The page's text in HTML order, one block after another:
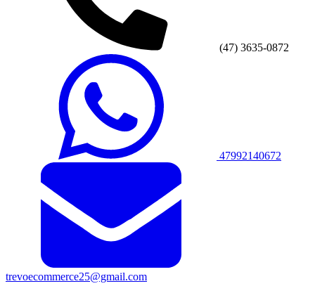
(47) 3635-0872
47992140672
trevoecommerce25@gmail.com